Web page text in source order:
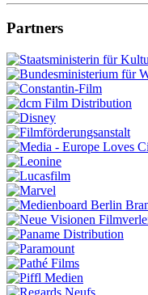
Partners